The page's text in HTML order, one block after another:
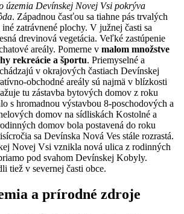
územia Devínskej Novej Vsi pokrýva
. Západnou časťou sa tiahne pás trvalých
zatrávnené plochy. V južnej časti sa
drevinová vegetácia. Veľké zastúpenie
areály. Pomerne v malom množstve
rekreácie a športu. Priemyselné a
v okrajových častiach Devínskej
obchodné areály sú najmä v blízkosti
tu zástavba bytových domov z roku
s hromadnou výstavbou 8-poschodových a
domov na sídliskách Kostolné a
domov bola postavená do roku
sa Devínska Nová Ves stále rozrastá.
Novej Vsi vznikla nová ulica z rodinných
pod svahom Devínskej Kobyly.
tiež v severnej časti obce.
a prírodné zdroje